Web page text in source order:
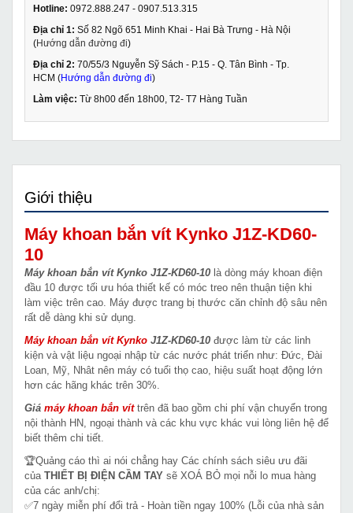
Hotline: 0972.888.247 - 0907.513.315
Địa chỉ 1: Số 82 Ngõ 651 Minh Khai - Hai Bà Trưng - Hà Nội
(Hướng dẫn đường đi)
Địa chỉ 2: 70/55/3 Nguyễn Sỹ Sách - P.15 - Q. Tân Bình - Tp.
HCM (Hướng dẫn đường đi)
Làm việc: Từ 8h00 đến 18h00, T2- T7 Hàng Tuần
Giới thiệu
Máy khoan bắn vít Kynko J1Z-KD60-
10
Máy khoan bắn vít Kynko J1Z-KD60-10 là dòng máy khoan điện
đầu 10 được tối ưu hóa thiết kế có móc treo nên thuận tiện khi
làm việc trên cao. Máy được trang bị thước căn chỉnh độ sâu nên
rất dễ dàng khi sử dụng.
Máy khoan bắn vít Kynko J1Z-KD60-10 được làm từ các linh
kiện và vật liệu ngoại nhập từ các nước phát triển như: Đức, Đài
Loan, Mỹ, Nhât nên máy có tuổi thọ cao, hiệu suất hoạt động lớn
hơn các hãng khác trên 30%.
Giá máy khoan bắn víttrên đã bao gồm chi phí vận chuyển trong
nội thành HN, ngoại thành và các khu vực khác vui lòng liên hệ để
biết thêm chi tiết.
🏆Quảng cáo thì ai nói chẳng hay Các chính sách siêu ưu đãi
của THIẾT BỊ ĐIỆN CẦM TAY sẽ XOÁ BỎ mọi nỗi lo mua hàng
của các anh/chị:
✅7 ngày miễn phí đổi trả - Hoàn tiền ngay 100% (Lỗi của nhà sản